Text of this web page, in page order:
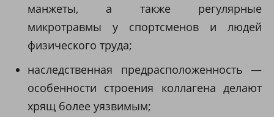
манжеты, а также регулярные
микротравмы у спортсменов и людей
физического труда;
наследственная предрасположенность —
особенности строения коллагена делают
хрящ более уязвимым;